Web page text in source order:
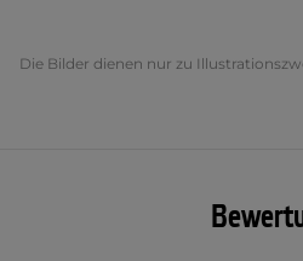
Die Bilder dienen nur zu